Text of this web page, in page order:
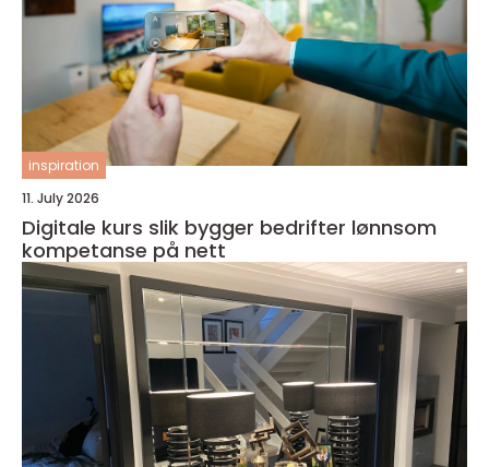
inspiration
11. July 2026
Digitale kurs slik bygger bedrifter lønnsom
kompetanse på nett